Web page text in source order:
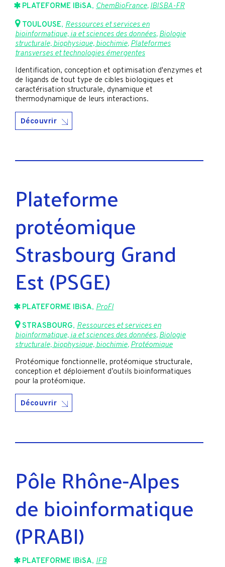
PLATEFORME IBiSA, ChemBioFrance,IBISBA-FR
TOULOUSE, Ressources et services en
bioinformatique, ia et sciences des données,Biologie
structurale, biophysique, biochimie,Plateformes
transverses et technologies émergentes
Identification, conception et optimisation d'enzymes et
de ligands de tout type de cibles biologiques et
caractérisation structurale, dynamique et
thermodynamique de leurs interactions.
Découvrir
Plateforme
protéomique
Strasbourg Grand
Est (PSGE)
PLATEFORME IBiSA, ProFI
STRASBOURG, Ressources et services en
bioinformatique, ia et sciences des données,Biologie
structurale, biophysique, biochimie,Protéomique
Protéomique fonctionnelle, protéomique structurale,
conception et déploiement d’outils bioinformatiques
pour la protéomique.
Découvrir
Pôle Rhône-Alpes
de bioinformatique
(PRABI)
PLATEFORME IBiSA, IFB